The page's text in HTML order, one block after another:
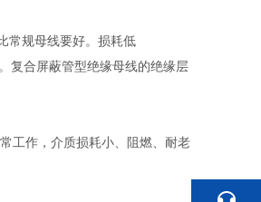
常规母线要好。损耗低
复合屏蔽管型绝缘母线的绝缘层
工作，介质损耗小、阻燃、耐老